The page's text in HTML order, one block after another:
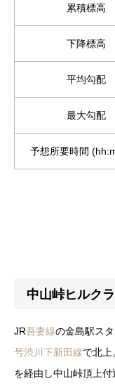
累積標高
下降標高
平均勾配
最大勾配
予想所要時間
中山峠ヒルク
JR吾妻線の金島駅ス
号渋川下新田線で北上
を経由し中山峠頂上